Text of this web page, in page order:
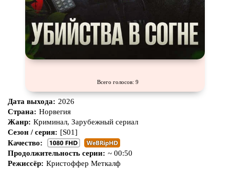
Всего голосов: 9
Дата выхода: 2026
Страна: Норвегия
Жанр: Криминал, Зарубежный сериал
Сезон / серия: [S01]
Качество:
Продолжительность серии: ~ 00:50
Режиссёр: Кристоффер Меткалф